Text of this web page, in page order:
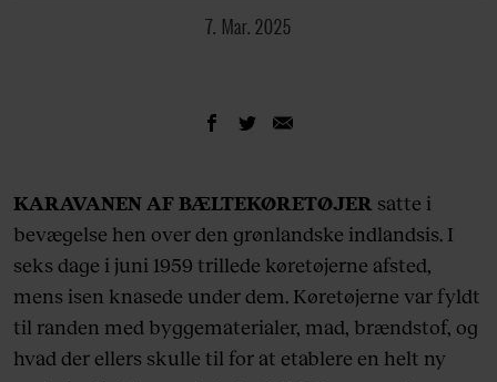
7. Mar. 2025
KARAVANEN AF BÆLTEKØRETØJER satte i
bevægelse hen over den grønlandske indlandsis. I
seks dage i juni 1959 trillede køretøjerne afsted,
mens isen knasede under dem. Køretøjerne var fyldt
til randen med byggematerialer, mad, brændstof, og
hvad der ellers skulle til for at etablere en helt ny